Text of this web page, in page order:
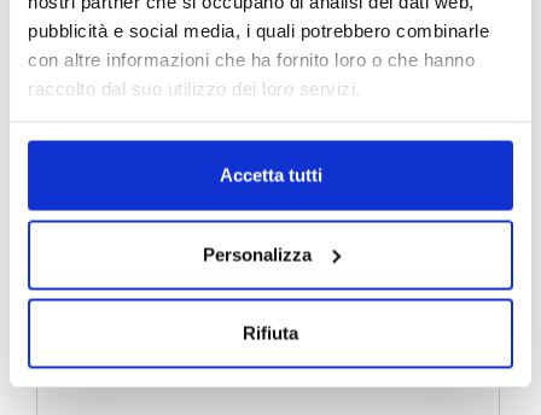
pubblicità e social media, i quali potrebbero combinarle
con altre informazioni che ha fornito loro o che hanno
raccolto dal suo utilizzo dei loro servizi.
Accetta tutti
Personalizza
Rifiuta